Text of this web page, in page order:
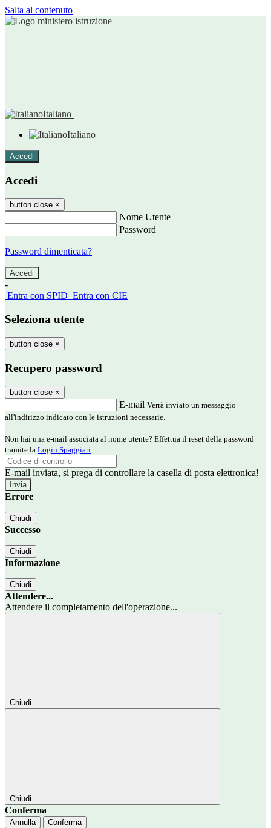
Salta al contenuto
Italiano
Italiano
Accedi
Accedi
button close ×
Nome Utente
Password
Password dimenticata?
-
Entra con SPID Entra con CIE
Seleziona utente
button close ×
Recupero password
button close ×
E-mail Verrà inviato un messaggio
all'indirizzo indicato con le istruzioni necessarie.
Non hai una e-mail associata al nome utente? Effettua il reset della password
tramite la Login Spaggiari
E-mail inviata, si prega di controllare la casella di posta elettronica!
Errore
Chiudi
Successo
Chiudi
Informazione
Chiudi
Attendere...
Attendere il completamento dell'operazione...
Chiudi
Chiudi
Conferma
Annulla Conferma